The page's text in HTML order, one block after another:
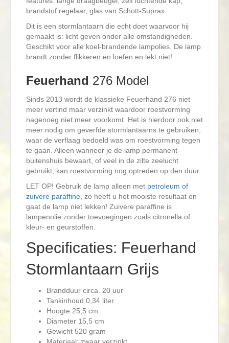
brandstof regelaar, glas van Schott-Suprax.
Dit is een stormlantaarn die echt doet waarvoor hij
gemaakt is: licht geven onder alle omstandigheden.
Geschikt voor alle koel-brandende lampolies. De lamp
brandt zonder flikkeren en loefen en lekt niet!
Feuerhand 276 Model
Sinds 2013 wordt de klassieke Feuerhand 276 niet
meer vertind maar verzinkt waardoor roestvorming
nagenoeg niet meer voorkomt. Het is hierdoor ook niet
meer nodig om geverfde stormlantaarns te gebruiken,
waar de verflaag bedoeld was om roestvorming tegen
te gaan. Alleen wanneer je de lamp permanent
buitenshuis bewaart, of veel in de zilte zeelucht
gebruikt, kan roestvorming nog optreden op den duur.
LET OP! Gebruik de lamp alleen met petroleum of
zuivere paraffine , zo heeft u het mooiste resultaat en
gaat de lamp niet lekken! Zuivere paraffine is
lampenolie zonder toevoegingen zoals citronella of
kleur- en geurstoffen.
Specificaties: Feuerhand
Stormlantaarn Grijs
Brandduur circa. 20 uur
Tankinhoud 0,34 liter
Hoogte 25,5 cm
Diameter 15,5 cm
Gewicht 520 gram
Materiaal: zwaar verzinkt